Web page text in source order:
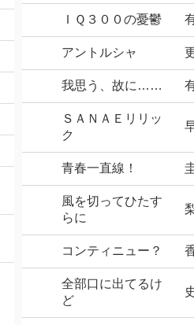
ＩＱ３００の憂鬱
アントルシャ
我思う、故に……
ＳＡＮＡＥリリッ
ク
青春一直線！
風を切ってひたす
らに
コンティニュー？
全部口に出てるけ
ど